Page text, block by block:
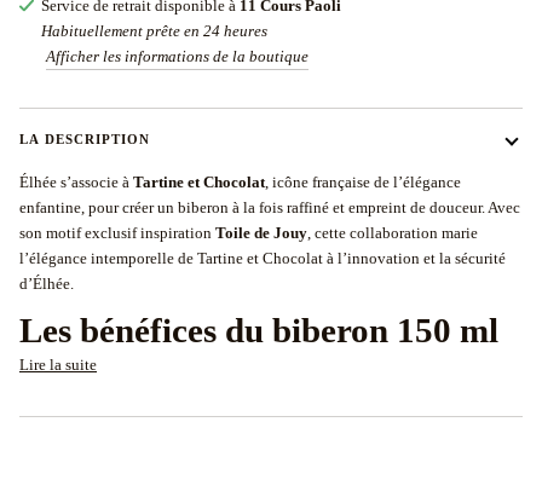
Service de retrait disponible à 11 Cours Paoli
Habituellement prête en 24 heures
Afficher les informations de la boutique
LA DESCRIPTION
Élhée s’associe à Tartine et Chocolat , icône française de l’élégance
enfantine, pour créer un biberon à la fois raffiné et empreint de douceur. Avec
son motif exclusif inspiration Toile de Jouy , cette collaboration marie
l’élégance intemporelle de Tartine et Chocolat à l’innovation et la sécurité
d’Élhée.
Les bénéfices du biberon 150 ml
Lire la suite